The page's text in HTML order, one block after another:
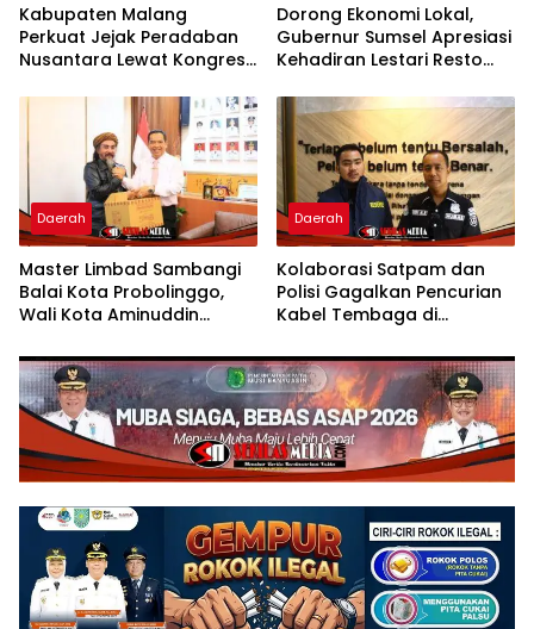
Kabupaten Malang
Perkuat Jejak Peradaban
Nusantara Lewat Kongres
Dorong Ekonomi Lokal,
Gubernur Sumsel Apresiasi
Kehadiran Lestari Resto
Opening 50%
Daerah
Master Limbad Sambangi
Balai Kota Probolinggo,
Wali Kota Aminuddin
Silaturahmi
Daerah
Kolaborasi Satpam dan
Polisi Gagalkan Pencurian
Kabel Tembaga di